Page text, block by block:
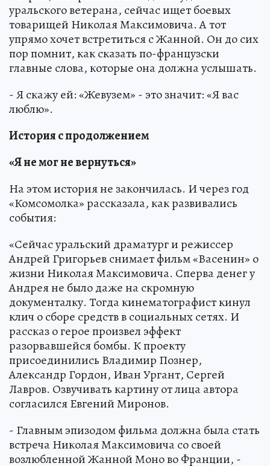
уральского ветерана, сейчас ищет боевых
товарищей Николая Максимовича. А тот
упрямо хочет встретиться с Жанной. Он до сих
пор помнит, как сказать по-французски
главные слова, которые она должна услышать.
- Я скажу ей: «Жевузем» - это значит: «Я вас
люблю».
История с продолжением
«Я не мог не вернуться»
На этом история не закончилась. И через год
«Комсомолка» рассказала, как развивались
события:
«Сейчас уральский драматург и режиссер
Андрей Григорьев снимает фильм «Васенин» о
жизни Николая Максимовича. Сперва денег у
Андрея не было даже на скромную
документалку. Тогда кинематографист кинул
клич о сборе средств в социальных сетях. И
рассказ о герое произвел эффект
разорвавшейся бомбы. К проекту
присоединились Владимир Познер,
Александр Гордон, Иван Ургант, Сергей
Лавров. Озвучивать картину от лица автора
согласился Евгений Миронов.
- Главным эпизодом фильма должна была стать
встреча Николая Максимовича со своей
возлюбленной Жанной Моно во Франции, -